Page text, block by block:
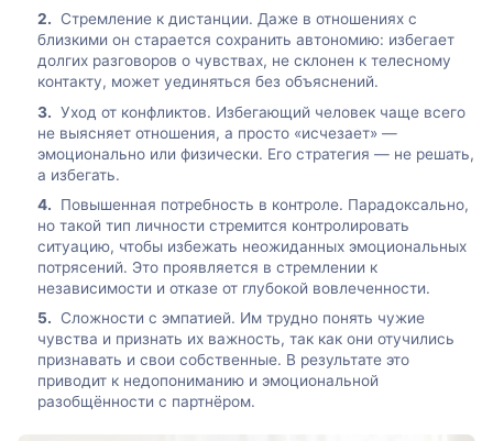
Стремление к дистанции. Даже в отношениях с
близкими он старается сохранить автономию: избегает
долгих разговоров о чувствах, не склонен к телесному
контакту, может уединяться без объяснений.
Уход от конфликтов. Избегающий человек чаще всего
не выясняет отношения, а просто «исчезает» —
эмоционально или физически. Его стратегия — не решать,
а избегать.
Повышенная потребность в контроле. Парадоксально,
но такой тип личности стремится контролировать
ситуацию, чтобы избежать неожиданных эмоциональных
потрясений. Это проявляется в стремлении к
независимости и отказе от глубокой вовлеченности.
Сложности с эмпатией. Им трудно понять чужие
чувства и признать их важность, так как они отучились
признавать и свои собственные. В результате это
приводит к недопониманию и эмоциональной
разобщённости с партнёром.